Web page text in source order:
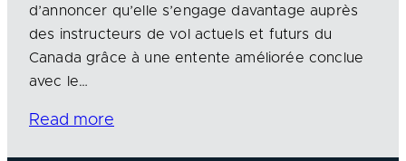
d’annoncer qu’elle s’engage davantage auprès
des instructeurs de vol actuels et futurs du
Canada grâce à une entente améliorée conclue
avec le…
Read more